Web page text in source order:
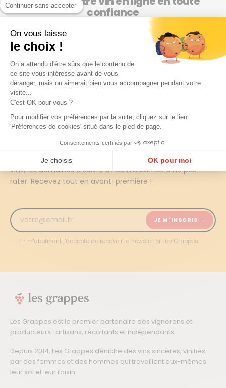
Continuer sans accepter
On vous laisse
le choix !
On a attendu d'être sûrs que le contenu de
ce site vous intéresse avant de vous
déranger, mais on aimerait bien vous accompagner pendant votre
visite...
C'est OK pour vous ?
Pour modifier vos préférences par la suite, cliquez sur le lien
'Préférences de cookies' situé dans le pied de page.
Consentements certifiés par
Je choisis OK pour moi
Plateforme de Gestion du Consentement : Personnalisez vos Options
confiance
Cartons anti casse
renforcés
Livraison 1 à 3 jours
ouvrés
Retours sous 14 jours
NEWSLETTER LES GRAPPES
Ne manquez aucune
découverte
Chaque semaine, nos experts sélectionnent les meilleurs
vins, les domaines à suivre et les millésimes à ne pas
rater. Recevez tout en avant-première !
JE M'INSCRIS →
En m'abonnant j'accepte de recevoir la newsletter Les Grappes.
Les Grappes est le premier partenaire des vignerons et
producteurs : artisans, récoltants et indépendants.
Depuis 2014, Les Grappes déniche des vins sincères, vinifiés
par des femmes et des hommes qui travaillent eux-mêmes
leur sol et leur raisin.